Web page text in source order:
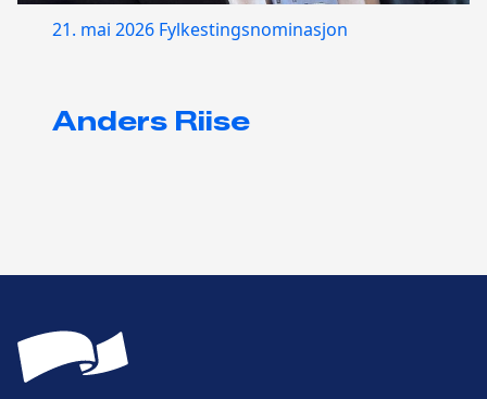
21. mai 2026 Fylkestingsnominasjon
Anders Riise